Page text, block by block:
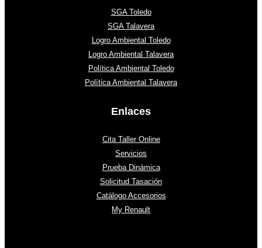
SGA Toledo
SGA Talavera
Logro Ambiental Toledo
Logro Ambiental Talavera
Política Ambiental Toledo
Política Ambiental Talavera
Enlaces
Cita Taller Online
Servicios
Prueba Dinámica
Solicitud Tasación
Catálogo Accesorios
My Renault